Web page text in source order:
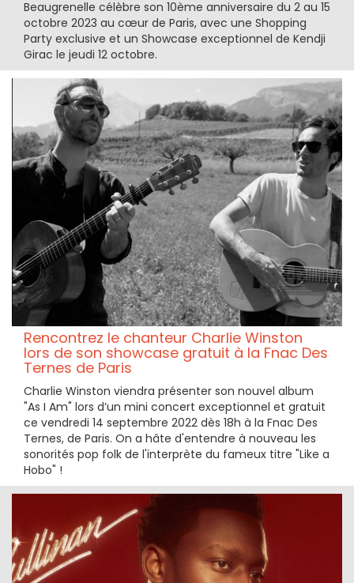
Beaugrenelle célèbre son 10ème anniversaire du 2 au 15
octobre 2023 au cœur de Paris, avec une Shopping
Party exclusive et un Showcase exceptionnel de Kendji
Girac le jeudi 12 octobre.
Rencontrez le chanteur Charlie Winston
lors de son showcase gratuit à la Fnac Des
Ternes de Paris
Charlie Winston viendra présenter son nouvel album
"As I Am" lors d’un mini concert exceptionnel et gratuit
ce vendredi 14 septembre 2022 dès 18h à la Fnac Des
Ternes, de Paris. On a hâte d'entendre à nouveau les
sonorités pop folk de l'interprète du fameux titre "Like a
Hobo" !